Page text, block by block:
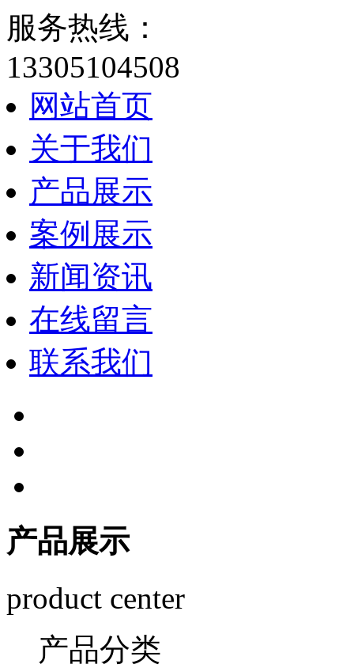
服务热线：
13305104508
网站首页
关于我们
产品展示
案例展示
新闻资讯
在线留言
联系我们
产品展示
product center
产品分类